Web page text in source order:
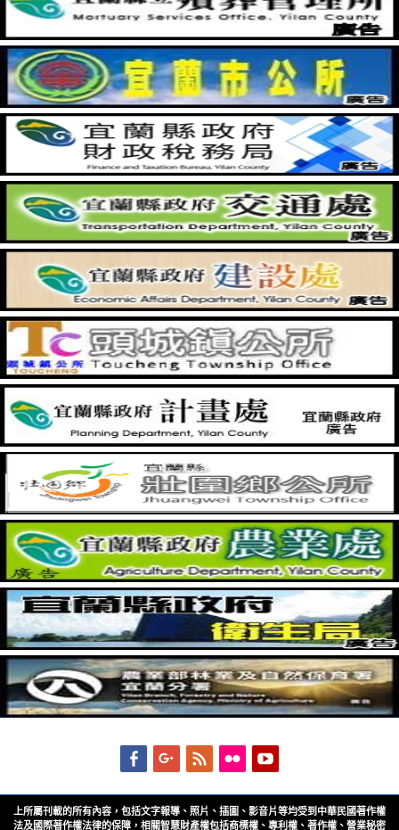
FacebookGoogleplus
Feed Flickr
上所屬刊載的所有內容，包括文字報導、照片、插圖、影音片等均受到中華民國著作權
法及國際著作權法律的保障，相關智慧財產權包括商標權、專利權、著作權、營業秘密